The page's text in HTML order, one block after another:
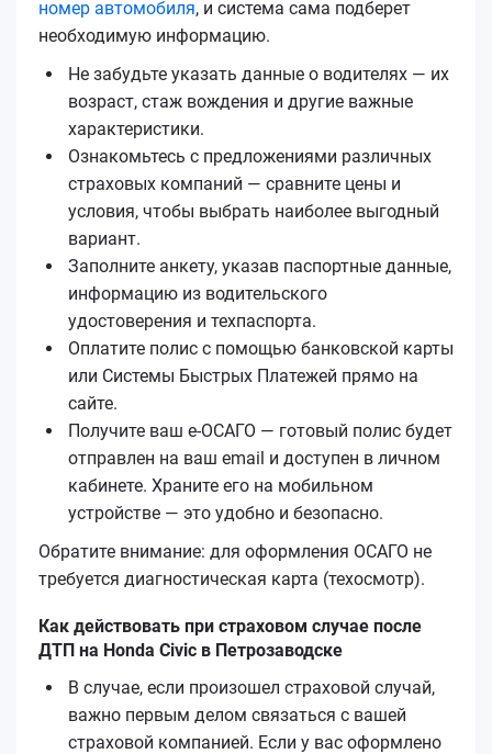
номер автомобиля, и система сама подберет
необходимую информацию.
Не забудьте указать данные о водителях — их
возраст, стаж вождения и другие важные
характеристики.
Ознакомьтесь с предложениями различных
страховых компаний — сравните цены и
условия, чтобы выбрать наиболее выгодный
вариант.
Заполните анкету, указав паспортные данные,
информацию из водительского
удостоверения и техпаспорта.
Оплатите полис с помощью банковской карты
или Системы Быстрых Платежей прямо на
сайте.
Получите ваш е‑ОСАГО — готовый полис будет
отправлен на ваш email и доступен в личном
кабинете. Храните его на мобильном
устройстве — это удобно и безопасно.
Обратите внимание: для оформления ОСАГО не
требуется диагностическая карта (техосмотр).
Как действовать при страховом случае после
ДТП на Honda Civic в Петрозаводске
В случае, если произошел страховой случай,
важно первым делом связаться с вашей
страховой компанией. Если у вас оформлено